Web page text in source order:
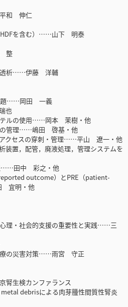
和 伸仁
HDFを含む）……山下 明泰
整
透析……伊藤 洋輔
題……岡田 一義
也
テルの使用……岡本 茉樹・他
の管理……嶋田 啓基・他
クセスの穿刺・管理……平山 遼一・他
装置，配管，廃液処理，管理システムを
……田中 彩之・他
outcome）とPRE（patient-
宜明・他
理・社会的支援の重要性と実践……三
療の災害対策……雨宮 守正
腎生検カンファランス
debrisによる肉芽腫性間質性腎炎